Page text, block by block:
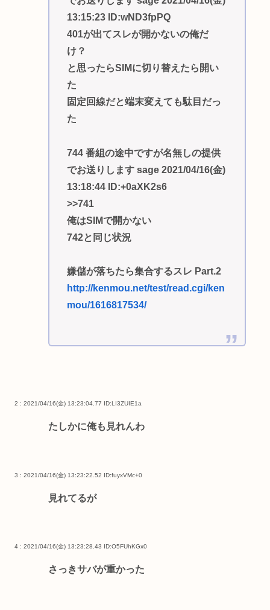
13:15:23 ID:wND3fpPQ
401が出てスレが開かないの俺だ
け？
と思ったらSIMに切り替えたら開い
た
固定回線だと端末変えても駄目だっ
た
744 番組の途中ですが名無しの提供
でお送りします sage 2021/04/16(金)
13:18:44 ID:+0aXK2s6
>>741
俺はSIMで開かない
742と同じ状況
嫌儲が落ちたら集合するスレ Part.2
http://kenmou.net/test/read.cgi/ken
mou/1616817534/
2 : 2021/04/16(金) 13:23:04.77 ID:LI3ZUIE1a
たしかに俺も見れんわ
3 : 2021/04/16(金) 13:23:22.52 ID:fuyxVMc+0
見れてるが
4 : 2021/04/16(金) 13:23:28.43 ID:O5FUhKGx0
さっきサバが重かった